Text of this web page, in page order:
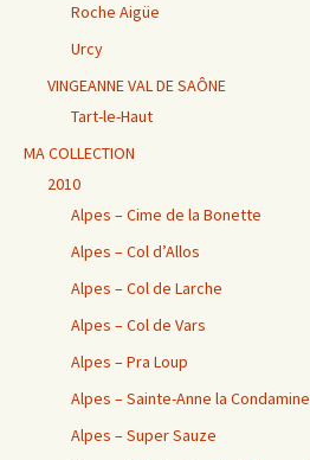
Roche Aigüe
Urcy
VINGEANNE VAL DE SAÔNE
Tart-le-Haut
MA COLLECTION
2010
Alpes – Cime de la Bonette
Alpes – Col d’Allos
Alpes – Col de Larche
Alpes – Col de Vars
Alpes – Pra Loup
Alpes – Sainte-Anne la Condamine
Alpes – Super Sauze